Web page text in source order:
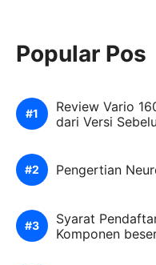
Popular Pos
Review Vario
dari Versi
Pengertian
Syarat
Komponen